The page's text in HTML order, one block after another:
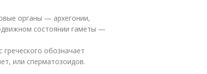
органы — архегонии,
состоянии гаметы —
обозначает
или сперматозоидов.